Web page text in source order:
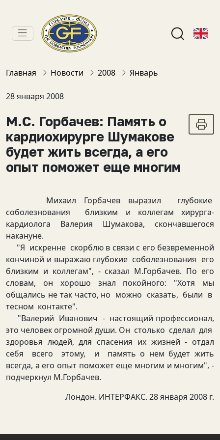
Главная Новости 2008 Январь
28 января 2008
М.С. Горбачев: Память о
кардиохирурге Шумакове
будет жить всегда, а его
опыт поможет еще многим
Михаил Горбачев выразил глубокие
соболезнования близким и коллегам хирурга-
кардиолога Валерия Шумакова, скончавшегося
накануне.
"Я искренне скорблю в связи с его безвременной
кончиной и выражаю глубокие соболезнования его
близким и коллегам", - сказал М.Горбачев. По его
словам, он хорошо знал покойного: "Хотя мы
общались не так часто, но можно сказать, были в
тесном контакте".
"Валерий Иванович - настоящий профессионал,
это человек огромной души. Он столько сделал для
здоровья людей, для спасения их жизней - отдал
себя всего этому, и память о нем будет жить
всегда, а его опыт поможет еще многим и многим", -
подчеркнул М.Горбачев.
Лондон. ИНТЕРФАКС. 28 января 2008 г.